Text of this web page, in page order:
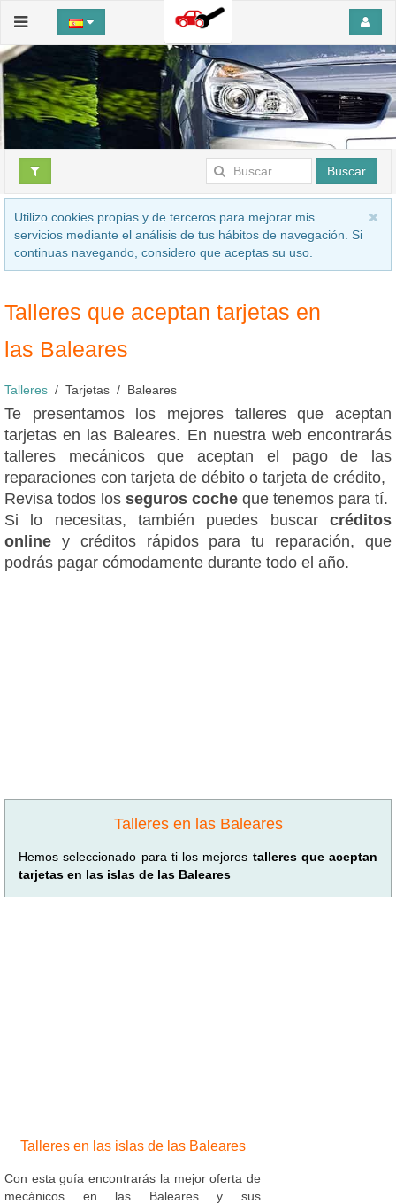
Buscar
Utilizo cookies propias y de terceros para mejorar mis
servicios mediante el análisis de tus hábitos de navegación. Si
continuas navegando, considero que aceptas su uso.
Talleres que aceptan tarjetas en
las Baleares
Talleres Tarjetas Baleares
Te presentamos los mejores talleres que aceptan
tarjetas en las Baleares. En nuestra web encontrarás
talleres mecánicos que aceptan el pago de las
reparaciones con tarjeta de débito o tarjeta de crédito,
Revisa todos los seguros coche que tenemos para tí.
Si lo necesitas, también puedes buscar créditos
online y créditos rápidos para tu reparación, que
podrás pagar cómodamente durante todo el año.
Talleres en las Baleares
Hemos seleccionado para ti los mejores talleres que aceptan
tarjetas en las islas de las Baleares
Talleres en las islas de las Baleares
Con esta guía encontrarás la mejor oferta de
mecánicos en las Baleares y sus